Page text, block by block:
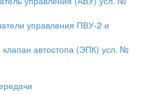
управления ПВУ-2 и
клапан автостопа (ЭПК) усл. №